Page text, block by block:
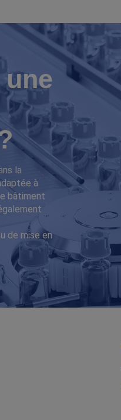
la
à
bâtiment
de mise en